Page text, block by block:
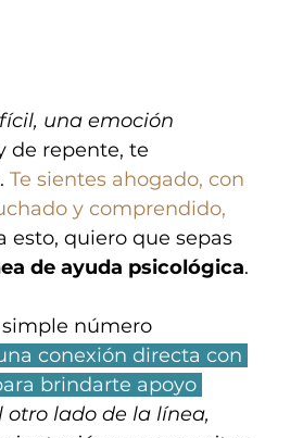
una emoción
de repente, te
Te sientes ahogado, con
y comprendido,
esto, quiero que sepas
de ayuda psicológica.
número
conexión directa con
brindarte apoyo
otro lado de la línea,